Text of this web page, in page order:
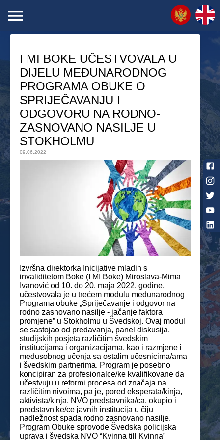
I MI BOKE UČESTVOVALA U
DIJELU MEĐUNARODNOG
PROGRAMA OBUKE O
SPRIJEČAVANJU I
ODGOVORU NA RODNO-
ZASNOVANO NASILJE U
STOKHOLMU
09.06.2022
Izvršna direktorka Inicijative mladih s
invaliditetom Boke (I MI Boke) Miroslava-Mima
Ivanović od 10. do 20. maja 2022. godine,
učestvovala je u trećem modulu međunarodnog
Programa obuke „Spriječavanje i odgovor na
rodno zasnovano nasilje - jačanje faktora
promjene” u Stokholmu u Švedskoj. Ovaj modul
se sastojao od predavanja, panel diskusija,
studijskih posjeta različitim švedskim
institucijama i organizacijama, kao i razmjene i
međusobnog učenja sa ostalim učesnicima/ama
i švedskim partnerima. Program je posebno
koncipiran za profesionalce/ke kvalifikovane da
učestvuju u reformi procesa od značaja na
različitim nivoima, pa je, pored eksperata/kinja,
aktivista/kinja, NVO predstavnika/ca, okupio i
predstavnike/ce javnih institucija u čiju
nadležnost spada rodno zasnovano nasilje.
Program Obuke sprovode Švedska policijska
uprava i švedska NVO “Kvinna till Kvinna”